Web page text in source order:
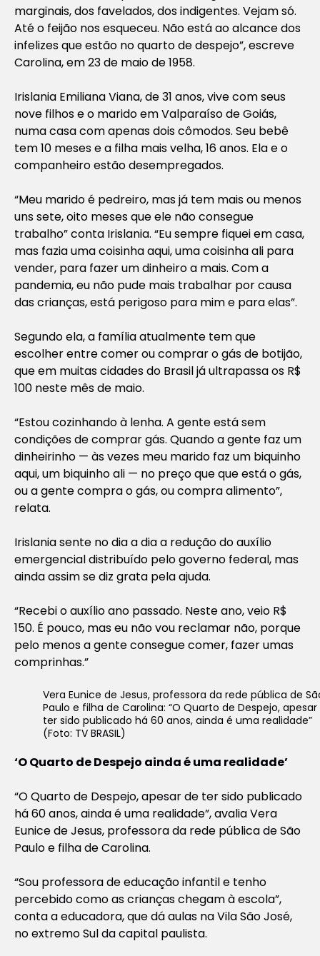
marginais, dos favelados, dos indigentes. Vejam só.
Até o feijão nos esqueceu. Não está ao alcance dos
infelizes que estão no quarto de despejo”, escreve
Carolina, em 23 de maio de 1958.
Irislania Emiliana Viana, de 31 anos, vive com seus
nove filhos e o marido em Valparaíso de Goiás,
numa casa com apenas dois cômodos. Seu bebê
tem 10 meses e a filha mais velha, 16 anos. Ela e o
companheiro estão desempregados.
“Meu marido é pedreiro, mas já tem mais ou menos
uns sete, oito meses que ele não consegue
trabalho” conta Irislania. “Eu sempre fiquei em casa,
mas fazia uma coisinha aqui, uma coisinha ali para
vender, para fazer um dinheiro a mais. Com a
pandemia, eu não pude mais trabalhar por causa
das crianças, está perigoso para mim e para elas”.
Segundo ela, a família atualmente tem que
escolher entre comer ou comprar o gás de botijão,
que em muitas cidades do Brasil já ultrapassa os R$
100 neste mês de maio.
“Estou cozinhando à lenha. A gente está sem
condições de comprar gás. Quando a gente faz um
dinheirinho — às vezes meu marido faz um biquinho
aqui, um biquinho ali — no preço que que está o gás,
ou a gente compra o gás, ou compra alimento”,
relata.
Irislania sente no dia a dia a redução do auxílio
emergencial distribuído pelo governo federal, mas
ainda assim se diz grata pela ajuda.
“Recebi o auxílio ano passado. Neste ano, veio R$
150. É pouco, mas eu não vou reclamar não, porque
pelo menos a gente consegue comer, fazer umas
comprinhas.”
Vera Eunice de Jesus, professora da rede pública de
Paulo e filha de Carolina: “O Quarto de Despejo,
ter sido publicado há 60 anos, ainda é uma realidade”
(Foto: TV BRASIL)
‘O Quarto de Despejo ainda é uma realidade’
“O Quarto de Despejo, apesar de ter sido publicado
há 60 anos, ainda é uma realidade”, avalia Vera
Eunice de Jesus, professora da rede pública de São
Paulo e filha de Carolina.
“Sou professora de educação infantil e tenho
percebido como as crianças chegam à escola”,
conta a educadora, que dá aulas na Vila São José,
no extremo Sul da capital paulista.